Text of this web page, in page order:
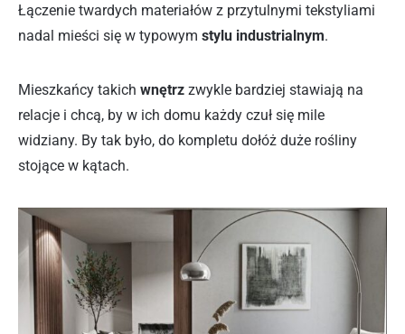
Łączenie twardych materiałów z przytulnymi tekstyliami
nadal mieści się w typowym stylu industrialnym.
Mieszkańcy takich wnętrz zwykle bardziej stawiają na
relacje i chcą, by w ich domu każdy czuł się mile
widziany. By tak było, do kompletu dołóż duże rośliny
stojące w kątach.